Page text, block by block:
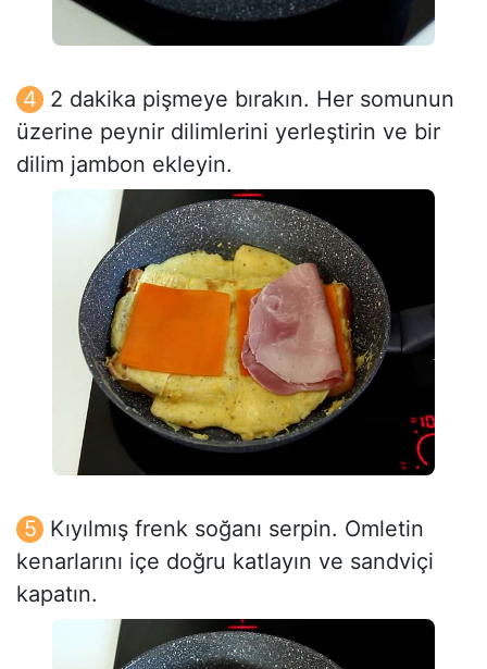
2 dakika pişmeye bırakın. Her somunun
üzerine peynir dilimlerini yerleştirin ve bir
dilim jambon ekleyin.
Kıyılmış frenk soğanı serpin. Omletin
kenarlarını içe doğru katlayın ve sandviçi
kapatın.